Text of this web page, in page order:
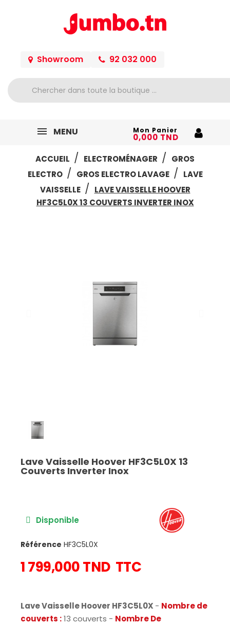
Showroom 92 032 000
MENU Mon Panier
0,000 TND
ACCUEIL
ELECTROMÉNAGER
GROS
ELECTRO
GROS ELECTRO LAVAGE
LAVE
VAISSELLE
LAVE VAISSELLE HOOVER
HF3C5L0X 13 COUVERTS INVERTER INOX
Lave Vaisselle Hoover HF3C5L0X 13
Couverts Inverter Inox
Disponible
Référence HF3C5L0X
1 799,000 TND TTC
Lave Vaisselle Hoover HF3C5L0X - Nombre de
couverts :13 couverts - Nombre De